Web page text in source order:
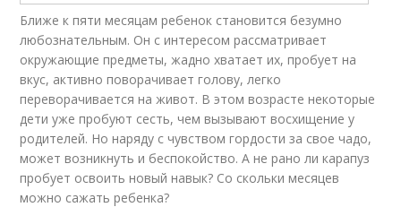
Ближе к пяти месяцам ребенок становится безумно
любознательным. Он с интересом рассматривает
окружающие предметы, жадно хватает их, пробует на
вкус, активно поворачивает голову, легко
переворачивается на живот. В этом возрасте некоторые
дети уже пробуют сесть, чем вызывают восхищение у
родителей. Но наряду с чувством гордости за свое чадо,
может возникнуть и беспокойство. А не рано ли карапуз
пробует освоить новый навык? Со скольки месяцев
можно сажать ребенка?